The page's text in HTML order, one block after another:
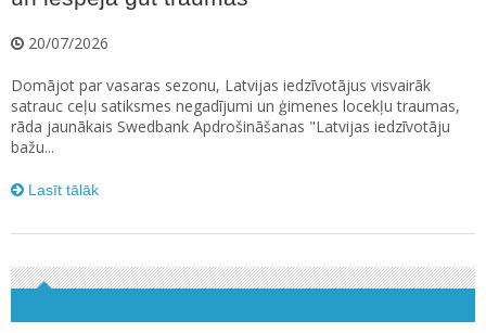
20/07/2026
Domājot par vasaras sezonu, Latvijas iedzīvotājus visvairāk
satrauc ceļu satiksmes negadījumi un ģimenes locekļu traumas,
rāda jaunākais Swedbank Apdrošināšanas "Latvijas iedzīvotāju
bažu...
Lasīt tālāk